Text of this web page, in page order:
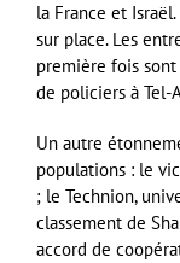
la France et
sur place. Les
première fois
de policiers à Tel-
Un autre
populations : le
; le Technion,
classement de
accord de